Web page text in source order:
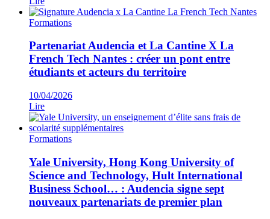
Formations
Partenariat Audencia et La Cantine X La
French Tech Nantes : créer un pont entre
étudiants et acteurs du territoire
10/04/2026
Lire
Formations
Yale University, Hong Kong University of
Science and Technology, Hult International
Business School… : Audencia signe sept
nouveaux partenariats de premier plan